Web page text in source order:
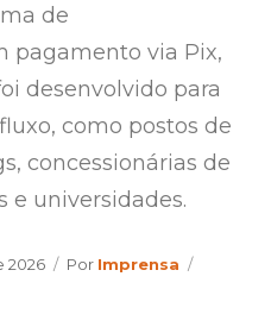
de
pagamento via Pix,
desenvolvido para
como postos de
concessionárias de
e universidades.
2026 Por Author
Imprensa